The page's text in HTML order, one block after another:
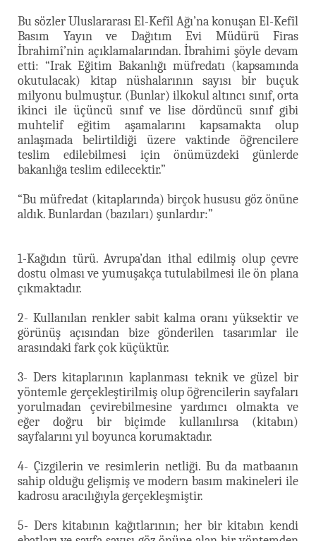
Bu sözler Uluslararası El-Kefîl Ağı’na konuşan El-Kefîl
Basım Yayın ve Dağıtım Evi Müdürü Firas
İbrahimî’nin açıklamalarından. İbrahimi şöyle devam
etti: “Irak Eğitim Bakanlığı müfredatı (kapsamında
okutulacak) kitap nüshalarının sayısı bir buçuk
milyonu bulmuştur. (Bunlar) ilkokul altıncı sınıf, orta
ikinci ile üçüncü sınıf ve lise dördüncü sınıf gibi
muhtelif eğitim aşamalarını kapsamakta olup
anlaşmada belirtildiği üzere vaktinde öğrencilere
teslim edilebilmesi için önümüzdeki günlerde
bakanlığa teslim edilecektir.”
“Bu müfredat (kitaplarında) birçok hususu göz önüne
aldık. Bunlardan (bazıları) şunlardır:”
1-Kağıdın türü. Avrupa’dan ithal edilmiş olup çevre
dostu olması ve yumuşakça tutulabilmesi ile ön plana
çıkmaktadır.
2- Kullanılan renkler sabit kalma oranı yüksektir ve
görünüş açısından bize gönderilen tasarımlar ile
arasındaki fark çok küçüktür.
3- Ders kitaplarının kaplanması teknik ve güzel bir
yöntemle gerçekleştirilmiş olup öğrencilerin sayfaları
yorulmadan çevirebilmesine yardımcı olmakta ve
eğer doğru bir biçimde kullanılırsa (kitabın)
sayfalarını yıl boyunca korumaktadır.
4- Çizgilerin ve resimlerin netliği. Bu da matbaanın
sahip olduğu gelişmiş ve modern basım makineleri ile
kadrosu aracılığıyla gerçekleşmiştir.
5- Ders kitabının kağıtlarının; her bir kitabın kendi